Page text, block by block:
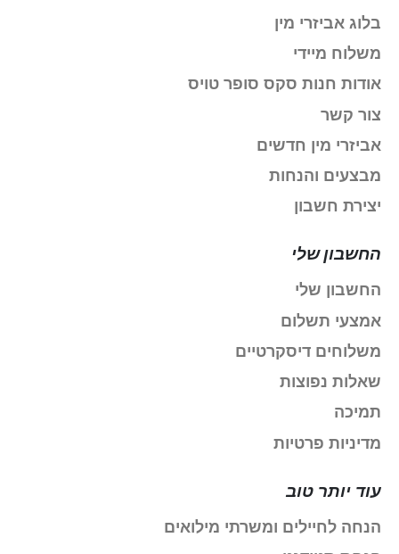
בלוג אביזרי מין
משלוח מיידי
אודות חנות סקס סופר טויס
צור קשר
אביזרי מין חדשים
מבצעים והנחות
יצירת חשבון
החשבון שלי
החשבון שלי
אמצעי תשלום
משלוחים דיסקרטיים
שאלות נפוצות
תמיכה
מדיניות פרטיות
עוד יותר טוב
הנחה לחיילים ומשרתי מילואים